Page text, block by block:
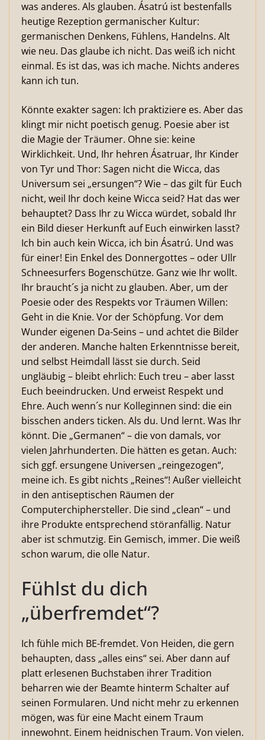
was anderes. Als glauben. Ásatrú ist bestenfalls
heutige Rezeption germanischer Kultur:
germanischen Denkens, Fühlens, Handelns. Alt
wie neu. Das glaube ich nicht. Das weiß ich nicht
einmal. Es ist das, was ich mache. Nichts anderes
kann ich tun.
Könnte exakter sagen: Ich praktiziere es. Aber das
klingt mir nicht poetisch genug. Poesie aber ist
die Magie der Träumer. Ohne sie: keine
Wirklichkeit. Und, Ihr hehren Ásatruar, Ihr Kinder
von Tyr und Thor: Sagen nicht die Wicca, das
Universum sei „ersungen“? Wie – das gilt für Euch
nicht, weil Ihr doch keine Wicca seid? Hat das wer
behauptet? Dass Ihr zu Wicca würdet, sobald Ihr
ein Bild dieser Herkunft auf Euch einwirken lasst?
Ich bin auch kein Wicca, ich bin Ásatrú. Und was
für einer! Ein Enkel des Donnergottes – oder Ullr
Schneesurfers Bogenschütze. Ganz wie Ihr wollt.
Ihr braucht´s ja nicht zu glauben. Aber, um der
Poesie oder des Respekts vor Träumen Willen:
Geht in die Knie. Vor der Schöpfung. Vor dem
Wunder eigenen Da-Seins – und achtet die Bilder
der anderen. Manche halten Erkenntnisse bereit,
und selbst Heimdall lässt sie durch. Seid
ungläubig – bleibt ehrlich: Euch treu – aber lasst
Euch beeindrucken. Und erweist Respekt und
Ehre. Auch wenn´s nur Kolleginnen sind: die ein
bisschen anders ticken. Als du. Und lernt. Was Ihr
könnt. Die „Germanen“ – die von damals, vor
vielen Jahrhunderten. Die hätten es getan. Auch:
sich ggf. ersungene Universen „reingezogen“,
meine ich. Es gibt nichts „Reines“! Außer vielleicht
in den antiseptischen Räumen der
Computerchiphersteller. Die sind „clean“ – und
ihre Produkte entsprechend störanfällig. Natur
aber ist schmutzig. Ein Gemisch, immer. Die weiß
schon warum, die olle Natur.
Fühlst du dich
„überfremdet“?
Ich fühle mich BE-fremdet. Von Heiden, die gern
behaupten, dass „alles eins“ sei. Aber dann auf
platt erlesenen Buchstaben ihrer Tradition
beharren wie der Beamte hinterm Schalter auf
seinen Formularen. Und nicht mehr zu erkennen
mögen, was für eine Macht einem Traum
innewohnt. Einem heidnischen Traum. Von vielen.